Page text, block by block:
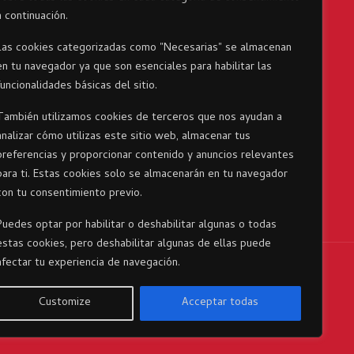
continuación.
cookies categorizadas como "Necesarias" se almacenan
tu navegador ya que son esenciales para habilitar las
básicas del sitio.
utilizamos cookies de terceros que nos ayudan a
cómo utilizas este sitio web, almacenar tus
y proporcionar contenido y anuncios relevantes
ti. Estas cookies solo se almacenarán en tu navegador
tu consentimiento previo.
optar por habilitar o deshabilitar algunas o todas
cookies, pero deshabilitar algunas de ellas puede
tu experiencia de navegación.
Customize Acceptar todas